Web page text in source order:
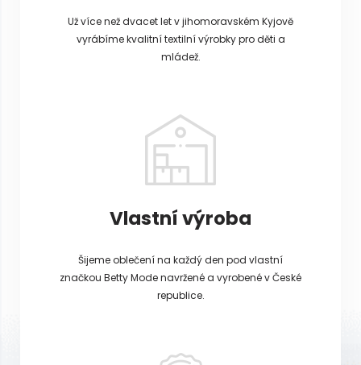
Už více než dvacet let v jihomoravském Kyjově
vyrábíme kvalitní textilní výrobky pro děti a
mládež.
Vlastní výroba
Šijeme oblečení na každý den pod vlastní
značkou Betty Mode navržené a vyrobené v České
republice.